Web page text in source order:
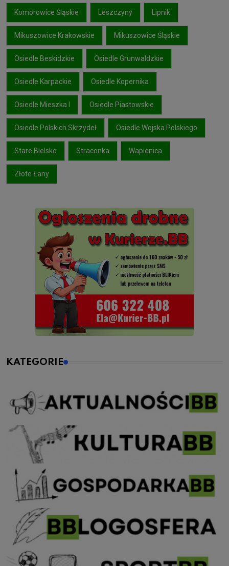
Komorowice Śląskie Leszczyny Lipnik
Mikuszowice Krakowskie Mikuszowice Śląskie
Osiedle Beskidzkie Osiedle Grunwaldzkie
Osiedle Karpackie Osiedle Kopernika
Osiedle Mieszka I Osiedle Piastowskie
Osiedle Polskich Skrzydeł Osiedle Wojska Polskiego
Stare Bielsko Straconka Wapienica
Złote Łany
KATEGORIE